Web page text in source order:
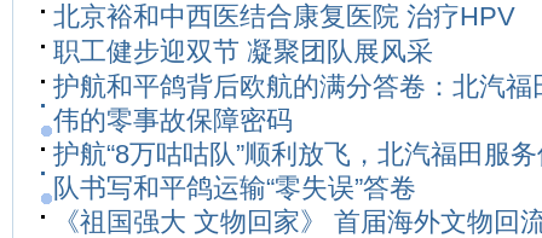
北京裕和中西医结合康复医院 治疗HPV
职工健步迎双节 凝聚团队展风采
护航和平鸽背后欧航的满分答卷：北汽福
伟的零事故保障密码
护航“8万咕咕队”顺利放飞，北汽福田服
队书写和平鸽运输“零失误”答卷
《祖国强大 文物回家》 首届海外文物回